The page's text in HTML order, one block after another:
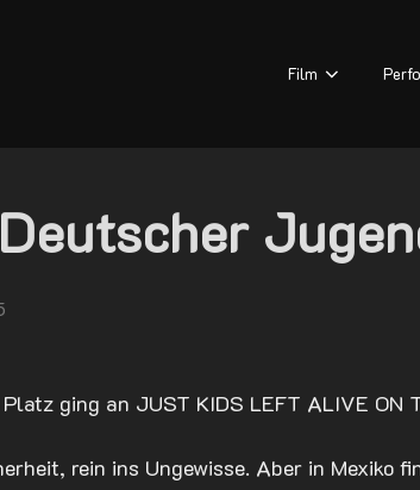
Film
ging an JUST KIDS LEFT ALIVE ON
rein ins Ungewisse. Aber in Mexiko